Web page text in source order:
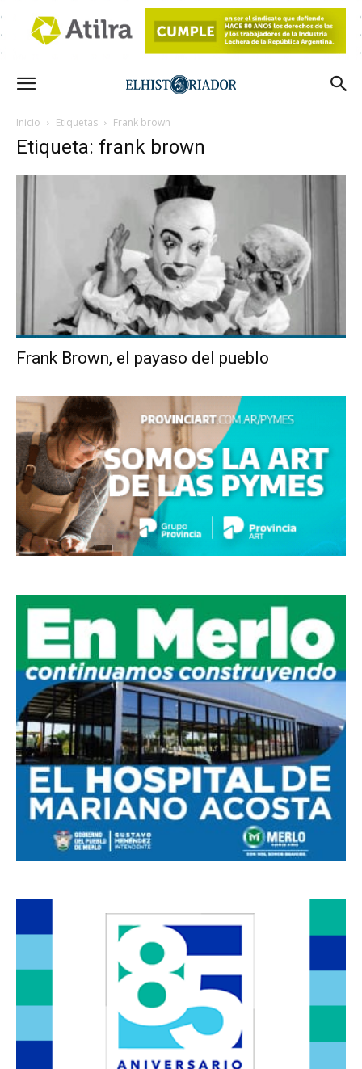
Inicio Etiquetas Frank brown
Etiqueta: frank brown
Frank Brown, el payaso del pueblo